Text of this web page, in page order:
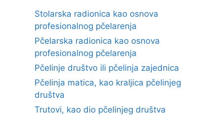
Stolarska radionica kao osnova
profesionalnog pčelarenja
Pčelarska radionica kao osnova
profesionalnog pčelarenja
Pčelinje društvo ili pčelinja zajednica
Pčelinja matica, kao kraljica pčelinjeg
društva
Trutovi, kao dio pčelinjeg društva